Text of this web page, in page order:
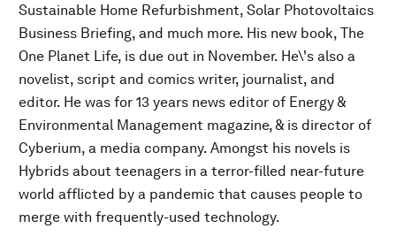
Sustainable Home Refurbishment, Solar Photovoltaics
Business Briefing, and much more. His new book, The
One Planet Life, is due out in November. He\'s also a
novelist, script and comics writer, journalist, and
editor. He was for 13 years news editor of Energy &
Environmental Management magazine, & is director of
Cyberium, a media company. Amongst his novels is
Hybrids about teenagers in a terror-filled near-future
world afflicted by a pandemic that causes people to
merge with frequently-used technology.